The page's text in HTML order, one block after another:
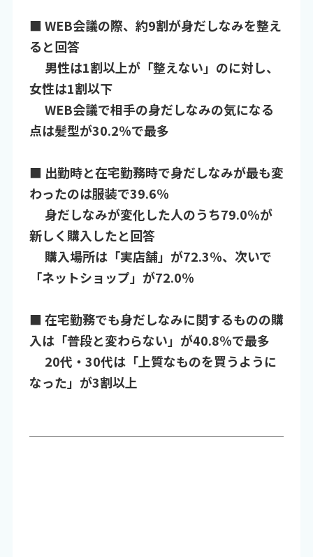
■ WEB会議の際、約9割が身だしなみを整え
ると回答
男性は1割以上が「整えない」のに対し、
女性は1割以下
WEB会議で相手の身だしなみの気になる
点は髪型が30.2％で最多
■ 出勤時と在宅勤務時で身だしなみが最も変
わったのは服装で39.6％
身だしなみが変化した人のうち79.0％が
新しく購入したと回答
購入場所は「実店舗」が72.3％、次いで
「ネットショップ」が72.0％
■ 在宅勤務でも身だしなみに関するものの購
入は「普段と変わらない」が40.8％で最多
20代・30代は「上質なものを買うように
なった」が3割以上